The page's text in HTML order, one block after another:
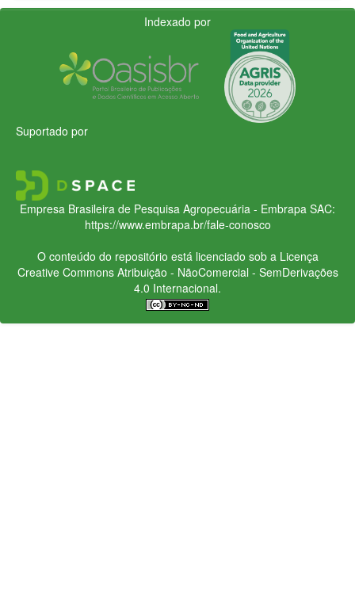
Indexado por
Suportado por
Empresa Brasileira de Pesquisa Agropecuária - Embrapa SAC:
https://www.embrapa.br/fale-conosco
O conteúdo do repositório está licenciado sob a Licença
Creative CommonsAtribuição - NãoComercial - SemDerivações
4.0 Internacional.